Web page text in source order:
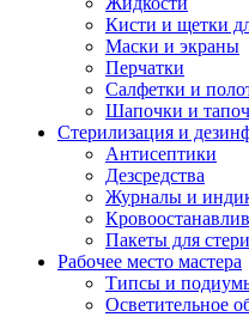
Кисти и щетки
Маски и экраны
Перчатки
Салфетки и
Шапочки и
Стерилизация и
Антисептики
Дезсредства
Журналы и
Пакеты для
Рабочее место мастера
Типсы и
Осветительное